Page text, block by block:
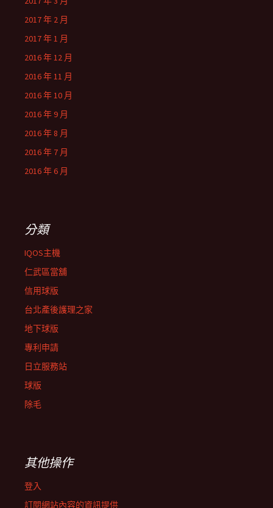
2017 年 2 月
2017 年 1 月
2016 年 12 月
2016 年 11 月
2016 年 10 月
2016 年 9 月
2016 年 8 月
2016 年 7 月
2016 年 6 月
分類
IQOS主機
仁武區當舖
信用球版
台北產後護理之家
地下球版
專利申請
日立服務站
球版
除毛
其他操作
登入
訂閱網站內容的資訊提供